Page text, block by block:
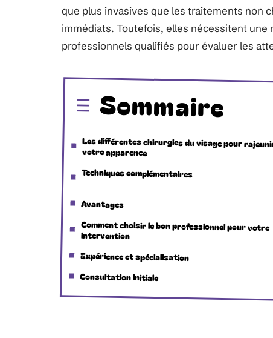
que plus invasives que les traitements non
immédiats. Toutefois, elles nécessitent
professionnels qualifiés pour évaluer les
Sommaire
Les différentes chirurgies du visage pour
votre apparence
Techniques complémentaires
Avantages
Comment choisir le bon professionnel pour votre
intervention
Expérience et spécialisation
Consultation initiale